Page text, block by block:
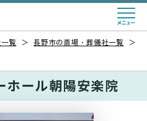
覧 ＞ 長野市の斎場・葬儀社一覧
＞
ホール朝陽安楽院